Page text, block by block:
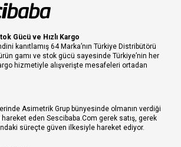
Gücü ve Hızlı Kargo
kanıtlamış 64 Marka’nın Türkiye Distribütörü
gamı ve stok gücü sayesinde Türkiye’nin her
hizmetiyle alışverişte mesafeleri ortadan
Asimetrik Grup bünyesinde olmanın verdiği
eden Sescibaba.Com gerek satış, gerek
süreçte güven ilkesiyle hareket ediyor.